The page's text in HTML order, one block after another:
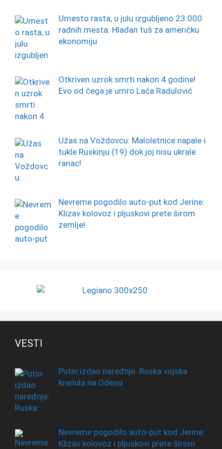
Umesto rasta, u julu izgubljeno 23.000
radnih mesta: Hladan tuš za američku
ekonomiju
Otkriven uzrok smrti nakon 4 godine!
Evo od čega je umro Laća Radulović
Užas na Voždovcu: Maloletnice napale i
tukle Ruskinju (19) dok joj nisu ukrale
ranac!
Nevreme pogodilo auto-put kod Jerine:
Klizav kolovoz i pljuskovi prete širom
zemlje!
VESTI
Putin izdao naređnje: Ruska vojska
krenula na Odesu
Nevreme pogodilo auto-put kod Jerine:
Klizav kolovoz i pljuskovi prete širom